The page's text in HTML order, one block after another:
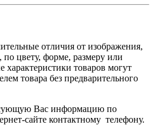
отличия от изображения,
по цвету, форме, размеру или
товаров могут
товара без предварительного
Вас информацию по
сайте контактному телефону.